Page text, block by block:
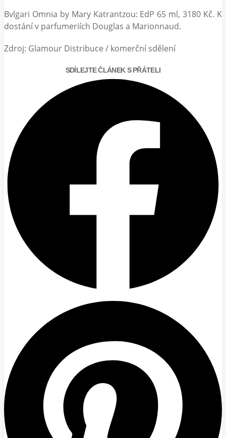
Bvlgari Omnia by Mary Katrantzou: EdP 65 ml, 3180 Kč. K
dostání v parfumeriích Douglas a Marionnaud.
Zdroj: Glamour Distribuce / komerční sdělení
SDÍLEJTE ČLÁNEK S PŘÁTELI